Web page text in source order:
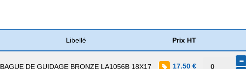
Libellé Prix HT
BAGUE DE GUIDAGE BRONZE LA1056B 18X17 17.50 €